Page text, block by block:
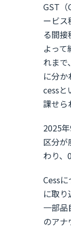
GST（
ービス
る間
よって
れまで
に分
cessと
課せら
2025
区分が
わり、
Cess
に取
一部品
のアナ